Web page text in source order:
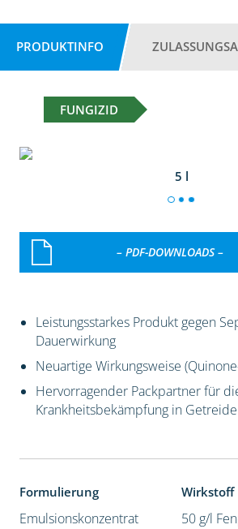
PRODUKTINFO
FUNGIZID
5 l
– PDF-DOWNLOADS –
Leistungsstarkes Produkt gegen
Dauerwirkung
Neuartige Wirkungsweise
Hervorragender Packpartner für
Krankheitsbekämpfung in Getreide
Formulierung
Emulsionskonzentrat
Wirkstoff
50 g/l